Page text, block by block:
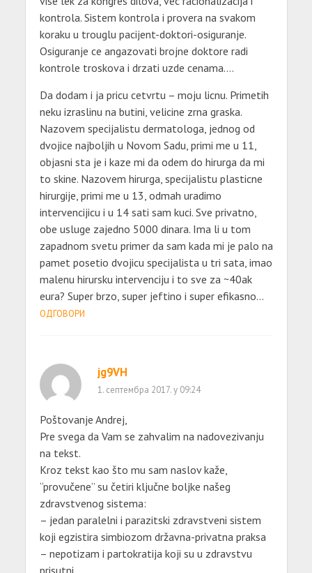
kontrola. Sistem kontrola i provera na svakom
koraku u trouglu pacijent-doktori-osiguranje.
Osiguranje ce angazovati brojne doktore radi
kontrole troskova i drzati uzde cenama….
Da dodam i ja pricu cetvrtu – moju licnu. Primetih
neku izraslinu na butini, velicine zrna graska.
Nazovem specijalistu dermatologa, jednog od
dvojice najboljih u Novom Sadu, primi me u 11,
objasni sta je i kaze mi da odem do hirurga da mi
to skine. Nazovem hirurga, specijalistu plasticne
hirurgije, primi me u 13, odmah uradimo
intervencijicu i u 14 sati sam kuci. Sve privatno,
obe usluge zajedno 5000 dinara. Ima li u tom
zapadnom svetu primer da sam kada mi je palo na
pamet posetio dvojicu specijalista u tri sata, imao
malenu hirursku intervenciju i to sve za ~40ak
eura? Super brzo, super jeftino i super efikasno…
ОДГОВОРИ
jg9VH
1. септембра 2017. у 09:24
Poštovanje Andrej,
Pre svega da Vam se zahvalim na nadovezivanju
na tekst.
Kroz tekst kao što mu sam naslov kaže,
“provučene” su četiri ključne boljke našeg
zdravstvenog sistema:
– jedan paralelni i parazitski zdravstveni sistem
koji egzistira simbiozom državna-privatna praksa
– nepotizam i partokratija koji su u zdravstvu
prisutni